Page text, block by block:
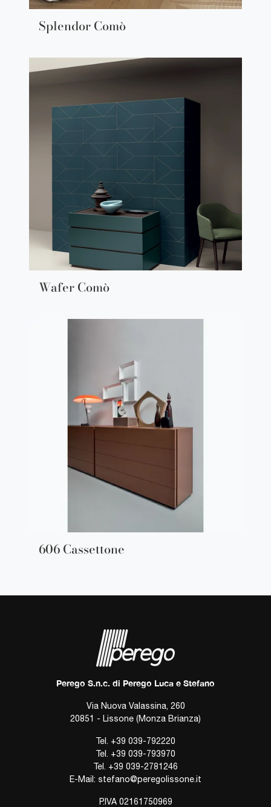
Splendor Comò
Wafer Comò
606 Cassettone
Perego S.n.c. di Perego Luca e Stefano
Via Nuova Valassina, 260
20851 - Lissone (Monza Brianza)
Tel. +39 039-792220
Tel. +39 039-793970
Tel. +39 039-2781246
E-Mail: stefano@peregolissone.it
P.IVA 02161750969